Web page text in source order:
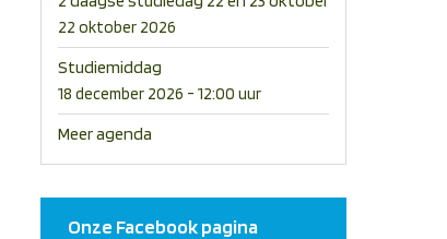
22 oktober 2026
Studiemiddag
18 december 2026 - 12:00 uur
Meer agenda
Onze Facebook pagina